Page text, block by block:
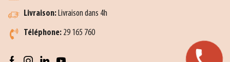
Livraison:Livraison dans 4h
Téléphone: 29 165 760